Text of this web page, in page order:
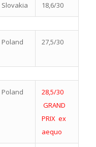
Slovakia
18,6/30
Poland 27,5/30
Poland
28,5/30
GRAND
PRIX ex
aequo